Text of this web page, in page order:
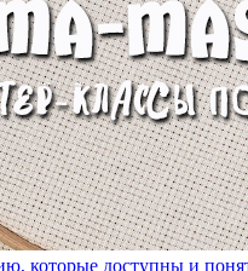
которые доступны и